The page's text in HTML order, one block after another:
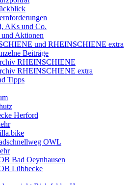
AKs und Co.
und Aktionen
und RHEINSCHIENE extra
Beiträge
RHEINSCHIENE
RHEINSCHIENE extra
Tipps
Herford
OWL
Bad Oeynhausen
Lübbecke